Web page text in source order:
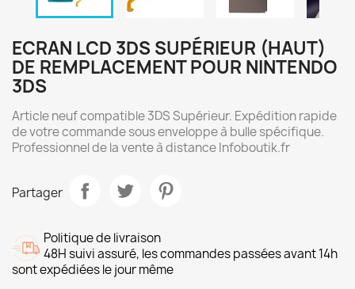
ECRAN LCD 3DS SUPÉRIEUR (HAUT)
DE REMPLACEMENT POUR NINTENDO
3DS
Article neuf compatible 3DS Supérieur. Expédition rapide
de votre commande sous enveloppe à bulle spécifique.
Professionnel de la vente à distance Infoboutik.fr
Partager
Politique de livraison
48H suivi assuré, les commandes passées avant 14h
sont expédiées le jour même